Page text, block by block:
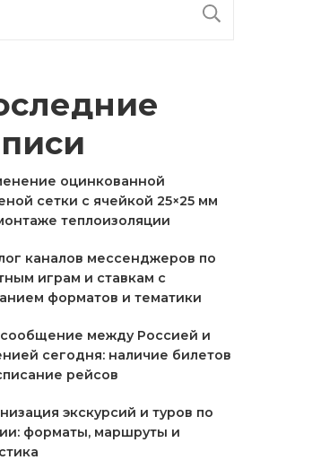
оцинкованной
сетки с ячейкой 25×25 мм
теплоизоляции
каналов мессенджеров по
играм и ставкам с
форматов и тематики
между Россией и
сегодня: наличие билетов
рейсов
экскурсий и туров по
форматы, маршруты и